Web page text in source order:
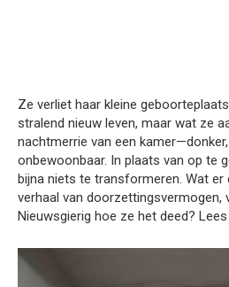
Ze verliet haar kleine
stralend nieuw leven, maar wat ze
nachtmerrie van een
onbewoonbaar. In plaats van op te
bijna niets te transformeren. Wat er
verhaal van doorzettingsvermogen,
Nieuwsgierig hoe ze het deed? Lees